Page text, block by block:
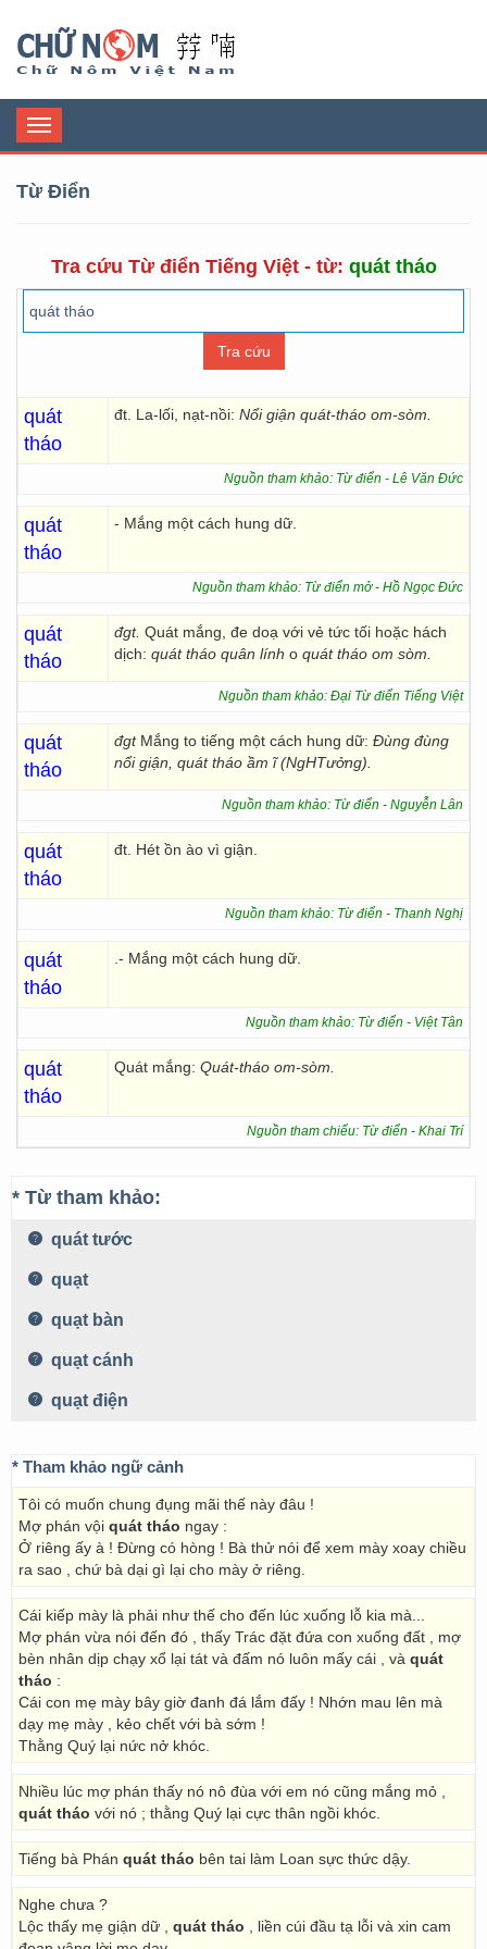
Toggle
navigation
Từ Điển
Tra cứu Từ điển Tiếng Việt - từ: quát tháo
quát
tháo
đt. La-lối, nạt-nồi: Nổi giận quát-tháo om-sòm.
Nguồn tham khảo: Từ điển - Lê Văn Đức
quát
tháo
- Mắng một cách hung dữ.
Nguồn tham khảo: Từ điển mở - Hồ Ngọc Đức
quát
tháo
đgt. Quát mắng, đe doạ với vẻ tức tối hoặc hách
dịch: quát tháo quân lính o quát tháo om sòm.
Nguồn tham khảo: Đại Từ điển Tiếng Việt
quát
tháo
đgt Mắng to tiếng một cách hung dữ: Đùng đùng
nổi giận, quát tháo ầm ĩ (NgHTưởng).
Nguồn tham khảo: Từ điển - Nguyễn Lân
quát
tháo
đt. Hét ồn ào vì giận.
Nguồn tham khảo: Từ điển - Thanh Nghị
quát
tháo
.- Mắng một cách hung dữ.
Nguồn tham khảo: Từ điển - Việt Tân
quát
tháo
Quát mắng: Quát-tháo om-sòm.
Nguồn tham chiếu: Từ điển - Khai Trí
* Từ tham khảo:
quát tước
quạt
quạt bàn
quạt cánh
quạt điện
* Tham khảo ngữ cảnh
Tôi có muốn chung đụng mãi thế này đâu !
Mợ phán vội quát tháo ngay :
Ở riêng ấy à ! Đừng có hòng ! Bà thử nói để xem mày xoay chiều
ra sao , chứ bà dại gì lại cho mày ở riêng.
Cái kiếp mày là phải như thế cho đến lúc xuống lỗ kia mà...
Mợ phán vừa nói đến đó , thấy Trác đặt đứa con xuống đất , mợ
bèn nhân dịp chạy xổ lại tát và đấm nó luôn mấy cái , và quát
tháo :
Cái con mẹ mày bây giờ đanh đá lắm đấy ! Nhớn mau lên mà
dạy mẹ mày , kẻo chết với bà sớm !
Thằng Quý lại nức nở khóc.
Nhiều lúc mợ phán thấy nó nô đùa với em nó cũng mắng mỏ ,
quát tháo với nó ; thằng Quý lại cực thân ngồi khóc.
Tiếng bà Phán quát tháo bên tai làm Loan sực thức dậy.
Nghe chưa ?
Lộc thấy mẹ giận dữ , quát tháo , liền cúi đầu tạ lỗi và xin cam